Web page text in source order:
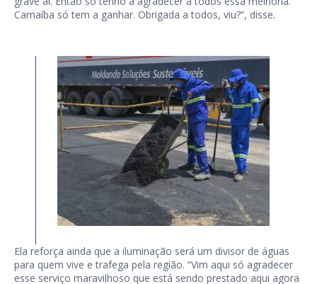
Carnaíba só tem a ganhar. Obrigada a todos, viu?”, disse.
Ela reforça ainda que a iluminação será um divisor de águas
para quem vive e trafega pela região. “Vim aqui só agradecer
esse serviço maravilhoso que está sendo prestado aqui agora